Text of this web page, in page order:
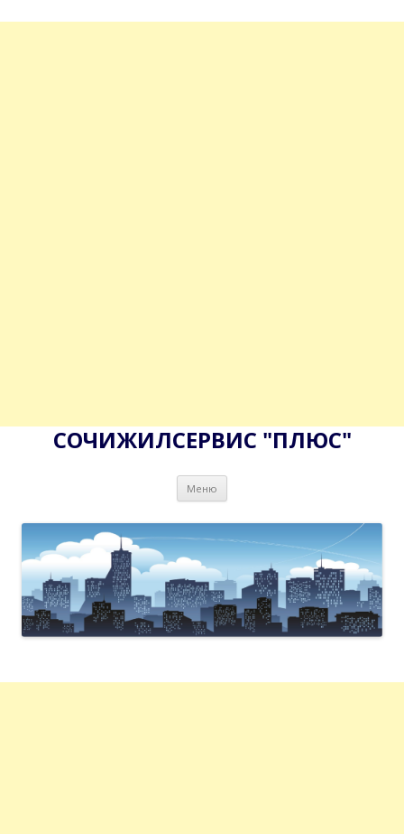
СОЧИЖИЛСЕРВИС "ПЛЮС"
Меню